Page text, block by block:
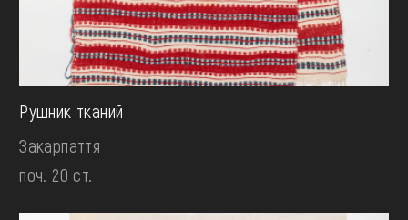
Рушник тканий
Закарпаття
поч. 20 ст.